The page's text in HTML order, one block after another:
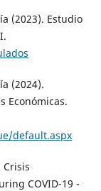
(2023). Estudio
(2024).
Económicas.
default.aspx
Crisis
COVID-19 -